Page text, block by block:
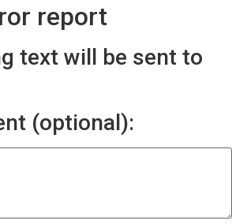
report
text will be sent to
(optional):